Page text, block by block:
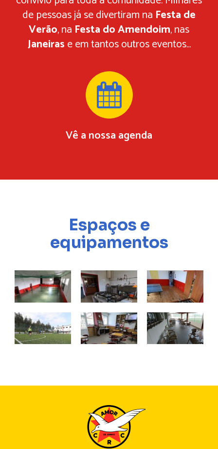
Verão, naFesta do Amendoim, nas
Janeirase em tantos outros eventos...
Vê a nossa agenda
equipamentos
Centro Recreativo e Cultural
22 de Junho - Amor